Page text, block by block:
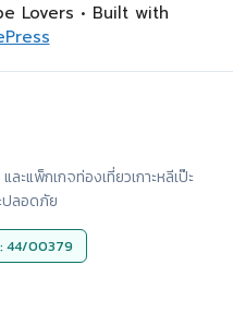
Lovers • Built with
ะแพ็กเกจท่องเที่ยวเกาะหลีเป๊ะ
ปลอดภัย
44/00379